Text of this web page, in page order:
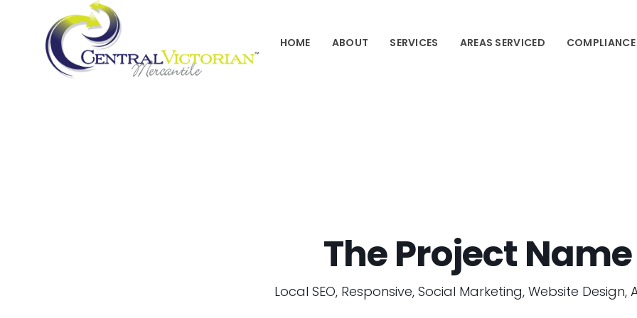
HOME ABOUT SERVICES AREAS SERVICED COMPLIANCE
The Project Name
Local SEO, Responsive, Social Marketing, Website Design,